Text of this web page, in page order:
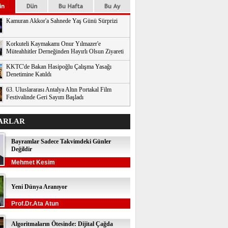
Kamuran Akkor'a Sahnede Yaş Günü Sürprizi
Korkuteli Kaymakamı Onur Yılmazer'e
Müteahhitler Derneğinden Hayırlı Olsun Ziyareti
KKTC'de Bakan Hasipoğlu Çalışma Yasağı
Denetimine Katıldı
63. Uluslararası Antalya Altın Portakal Film
Festivalinde Geri Sayım Başladı
Bayramlar Sadece Takvimdeki Günler
Değildir
Mehmet Kesim
Yeni Dünya Aranıyor
Prof.Dr.Ata Atun
Algoritmaların Ötesinde: Dijital Çağda